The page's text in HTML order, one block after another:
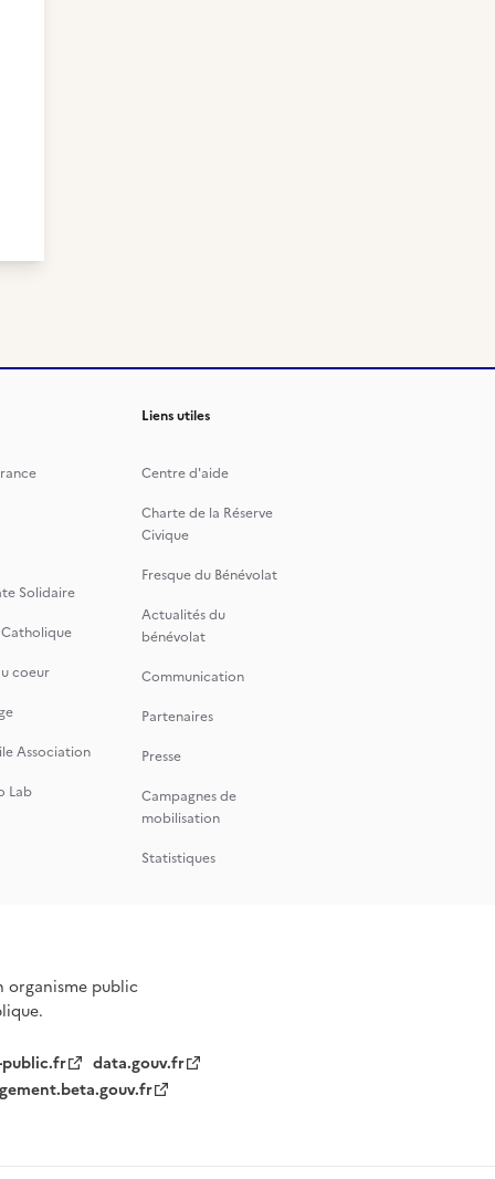
Solidaire
coeur
Association
Lab
Liens utiles
Centre d'aide
Charte de la Réserve
Civique
Fresque du Bénévolat
Actualités du
bénévolat
Communication
Partenaires
Presse
Campagnes de
mobilisation
Statistiques
organisme public
public.fr
data.gouv.fr